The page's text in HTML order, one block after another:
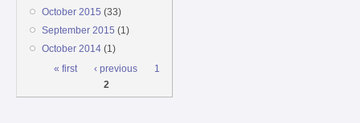
October 2015 (33)
September 2015 (1)
October 2014(1)
Pages« first ‹ previous
1
2